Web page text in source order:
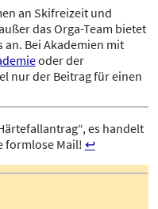
an Skifreizeit und
das Orga-Team bietet
Bei Akademien mit
oder der
nur der Beitrag für einen
es handelt
formlose Mail! ↩